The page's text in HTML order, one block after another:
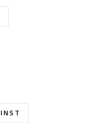
INST